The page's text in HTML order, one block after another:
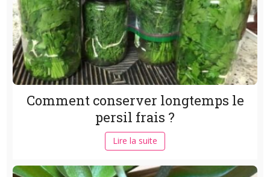
Comment conserver longtemps le
persil frais ?
Lire la suite